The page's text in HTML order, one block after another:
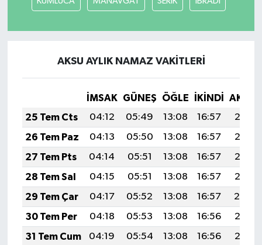
AKSU AYLIK NAMAZ VAKITLERI
İMSAK GÜNEŞ ÖĞLE İKINDI
25 Tem Cts
04:12 05:49 13:08 16:57
20:17
26 Tem Paz
04:13 05:50 13:08 16:57
20:17
27 Tem Pts
04:14 05:51 13:08 16:57
20:16
28 Tem Sal
04:15 05:51 13:08 16:57
20:15
29 Tem Çar
04:17 05:52 13:08 16:57
20:14
30 Tem Per
04:18 05:53 13:08 16:56
20:13
31 Tem Cum
04:19 05:54 13:08 16:56
20:12